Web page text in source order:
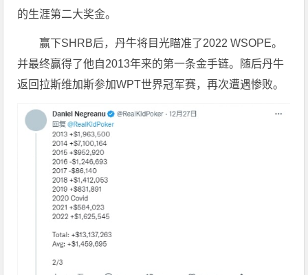
的生涯第二大奖金。
赢下SHRB后，丹牛将目光瞄准了2022 WSOPE。
并最终赢得了他自2013年来的第一条金手链。随后丹牛
返回拉斯维加斯参加WPT世界冠军赛，再次遭遇惨败。